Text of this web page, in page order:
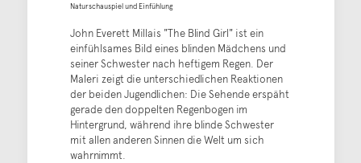
Naturschauspiel und Einfühlung
John Everett Millais "The Blind Girl" ist ein
einfühlsames Bild eines blinden Mädchens und
seiner Schwester nach heftigem Regen. Der
Maleri zeigt die unterschiedlichen Reaktionen
der beiden Jugendlichen: Die Sehende erspäht
gerade den doppelten Regenbogen im
Hintergrund, während ihre blinde Schwester
mit allen anderen Sinnen die Welt um sich
wahrnimmt.